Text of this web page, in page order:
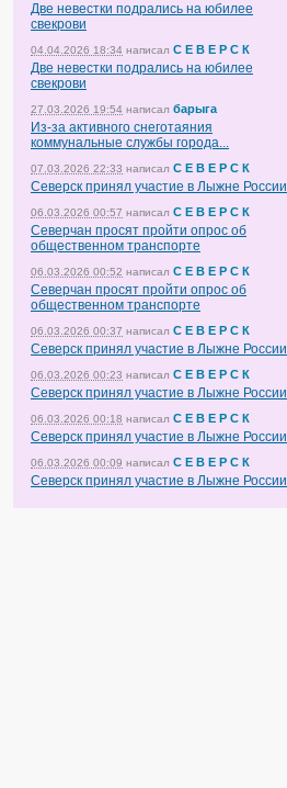
Две невестки подрались на юбилее
свекрови
04.04.2026 18:34 написал С Е В Е Р С К
Две невестки подрались на юбилее
свекрови
27.03.2026 19:54 написал барыга
Из-за активного снеготаяния
коммунальные службы города...
07.03.2026 22:33 написал С Е В Е Р С К
Северск принял участие в Лыжне России
06.03.2026 00:57 написал С Е В Е Р С К
Северчан просят пройти опрос об
общественном транспорте
06.03.2026 00:52 написал С Е В Е Р С К
Северчан просят пройти опрос об
общественном транспорте
06.03.2026 00:37 написал С Е В Е Р С К
Северск принял участие в Лыжне России
06.03.2026 00:23 написал С Е В Е Р С К
Северск принял участие в Лыжне России
06.03.2026 00:18 написал С Е В Е Р С К
Северск принял участие в Лыжне России
06.03.2026 00:09 написал С Е В Е Р С К
Северск принял участие в Лыжне России